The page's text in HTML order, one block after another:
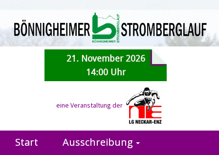
21. November 2026
14:00 Uhr
eine Veranstaltung der
Start
Ausschreibung